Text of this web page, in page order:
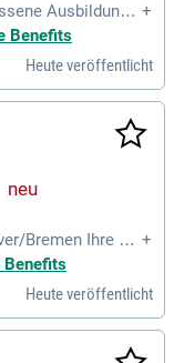
Ausbildung z +
Benefits
Heute veröffentlicht
Bremen Ihre Ve
Weiterentwi
zu betreuen, g
+
Benefits
Heute veröffentlicht